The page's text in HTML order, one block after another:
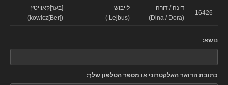
16426
דינה / דורה
(Dina / Dora)
לייבוש
(Lejbus )
[בער]קאוויטץ
([Ber]kowicz)
נושא:
כתובת הדואר האלקטרוני או מספר הטלפון שלך: